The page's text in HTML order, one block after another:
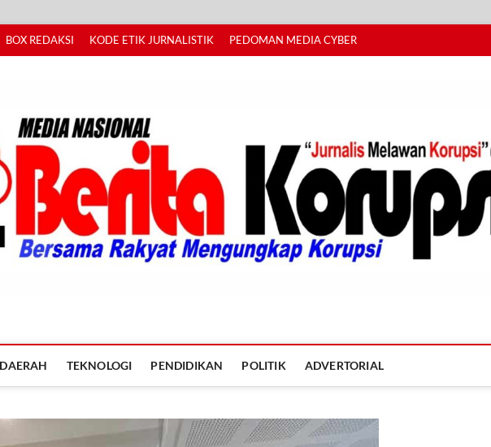
BOX REDAKSI KODE ETIK JURNALISTIK PEDOMAN MEDIA CYBER
DAERAH TEKNOLOGI PENDIDIKAN POLITIK ADVERTORIAL